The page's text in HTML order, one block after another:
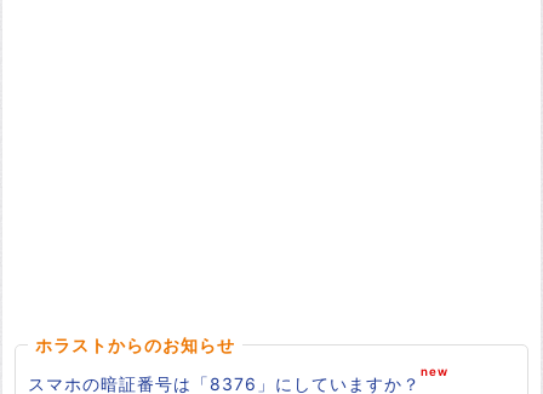
ホラストからのお知らせ
スマホの暗証番号は「8376」にしていますか？